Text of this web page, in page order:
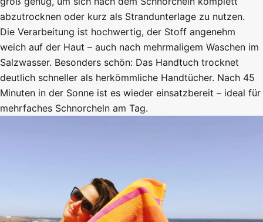
abzutrocknen oder kurz als Strandunterlage zu nutzen.
Die Verarbeitung ist hochwertig, der Stoff angenehm
weich auf der Haut – auch nach mehrmaligem Waschen im
Salzwasser. Besonders schön: Das Handtuch trocknet
deutlich schneller als herkömmliche Handtücher. Nach 45
Minuten in der Sonne ist es wieder einsatzbereit – ideal für
mehrfaches Schnorcheln am Tag.